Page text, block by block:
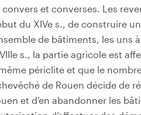
et converses. Les
du XIVe s., de construire
de bâtiments, les uns
s., la partie agricole est
périclite et que le
de Rouen décide de
et d’en abandonner les